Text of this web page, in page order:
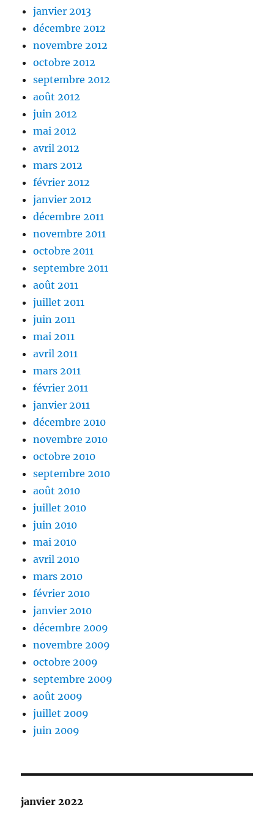
janvier 2013
décembre 2012
novembre 2012
octobre 2012
septembre 2012
août 2012
juin 2012
mai 2012
avril 2012
mars 2012
février 2012
janvier 2012
décembre 2011
novembre 2011
octobre 2011
septembre 2011
août 2011
juillet 2011
juin 2011
mai 2011
avril 2011
mars 2011
février 2011
janvier 2011
décembre 2010
novembre 2010
octobre 2010
septembre 2010
août 2010
juillet 2010
juin 2010
mai 2010
avril 2010
mars 2010
février 2010
janvier 2010
décembre 2009
novembre 2009
octobre 2009
septembre 2009
août 2009
juillet 2009
juin 2009
janvier 2022